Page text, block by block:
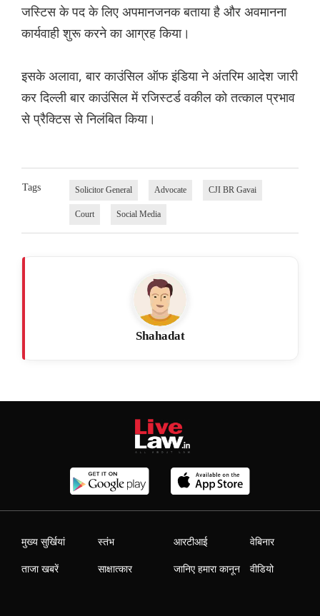
जस्टिस के पद के लिए अपमानजनक बताया है और अवमानना ​​
कार्यवाही शुरू करने का आग्रह किया।
इसके अलावा, बार काउंसिल ऑफ इंडिया ने अंतरिम आदेश जारी
कर दिल्ली बार काउंसिल में रजिस्टर्ड वकील को तत्काल प्रभाव
से प्रैक्टिस से निलंबित किया।
Tags Solicitor General Advocate CJI BR Gavai
Court Social Media
Shahadat
मुख्य सुर्खियां
ताजा खबरें
स्तंभ
साक्षात्कार
आरटीआई
जानिए हमारा कानून
वेबिनार
वीडियो